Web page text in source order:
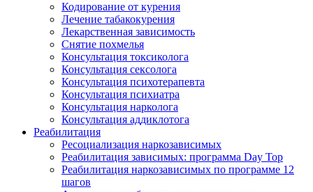
Кодирование от курения
Лечение табакокурения
Лекарственная зависимость
Снятие похмелья
Консультация токсиколога
Консультация сексолога
Консультация психотерапевта
Консультация психиатра
Консультация нарколога
Консультация аддиклотога
Реабилитация
Ресоциализация наркозависимых
Реабилитация зависимых: программа Day Top
Реабилитация наркозависимых по программе 12
шагов